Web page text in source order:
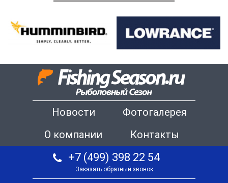
Новости
Фотогалерея
О компании
Контакты
+7 (499) 398 22 54
Заказать обратный звонок